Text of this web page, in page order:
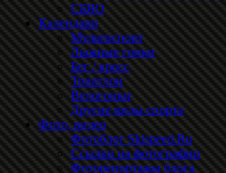
СБЯО
Календари
Мультиспорт
Лыжные гонки
Бег / кросс
Триатлон
Велогонки
Другие виды спорта
Фото, видео
Фотоблог Skispeed.Ru
Ссылки на фотографии
Фоторепортажы блога